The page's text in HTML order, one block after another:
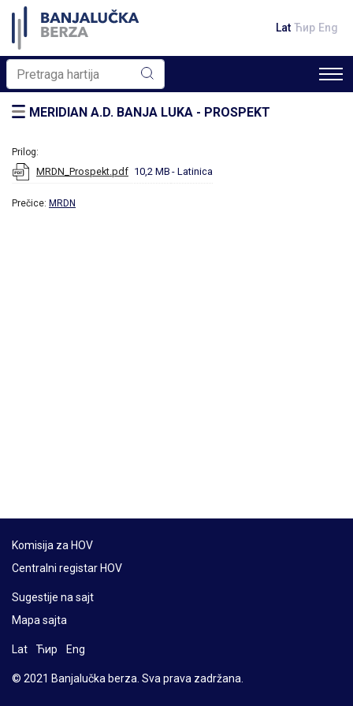
Lat Ћир Eng
MERIDIAN A.D. BANJA LUKA - PROSPEKT
Prilog:
MRDN_Prospekt.pdf 10,2 MB - Latinica
Prečice: MRDN
Komisija za HOV
Centralni registar HOV
Sugestije na sajt
Mapa sajta
Lat Ћир Eng
© 2021 Banjalučka berza. Sva prava zadržana.